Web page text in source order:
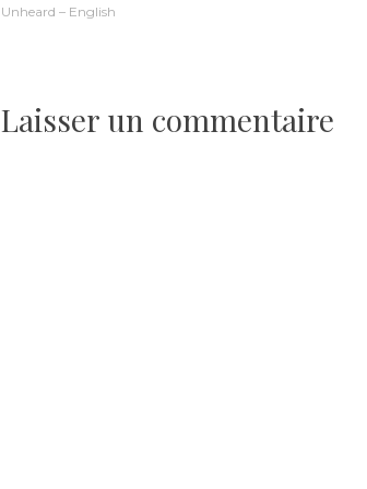
l’article
Unheard – English
Laisser un commentaire